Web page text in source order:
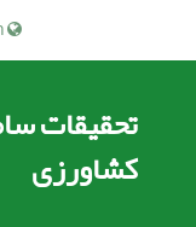
تحقیقات
کشاورزی